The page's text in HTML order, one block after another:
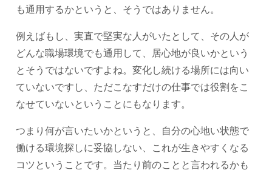
も通用するかというと、そうではありません。
例えばもし、実直で堅実な人がいたとして、その人が
どんな職場環境でも通用して、居心地が良いかという
とそうではないですよね。変化し続ける場所には向い
ていないですし、ただこなすだけの仕事では役割をこ
なせていないということにもなります。
つまり何が言いたいかというと、自分の心地い状態で
働ける環境探しに妥協しない、これが生きやすくなる
コツということです。当たり前のことと言われるかも